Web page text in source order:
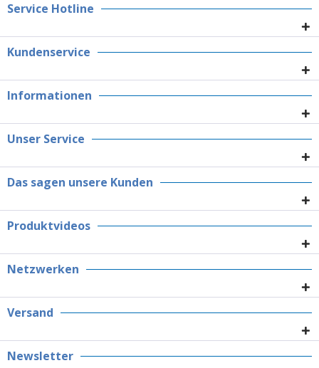
Service Hotline
Kundenservice
Informationen
Unser Service
Das sagen unsere Kunden
Produktvideos
Netzwerken
Versand
Newsletter